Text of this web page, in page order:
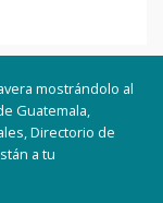
mostrándolo al
Guatemala,
Directorio de
a tu